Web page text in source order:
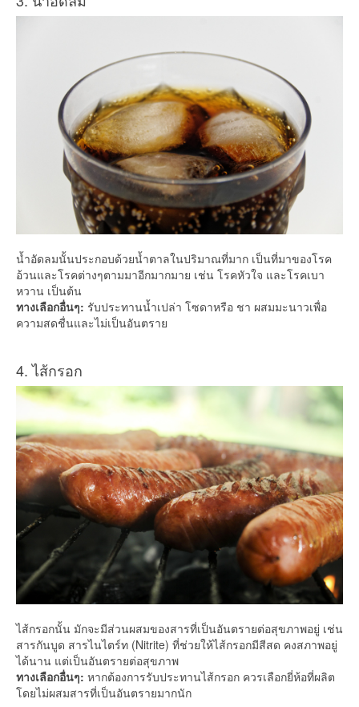
น้ำอัดลมนั้นประกอบด้วยน้ำตาลในปริมาณที่มาก เป็นที่มาของโรค
อ้วนและโรคต่างๆตามมาอีกมากมาย เช่น โรคหัวใจ และโรคเบา
หวาน เป็นต้น
ทางเลือกอื่นๆ: รับประทานน้ำเปล่า โซดาหรือ ชา ผสมมะนาวเพื่อ
ความสดชื่นและไม่เป็นอันตราย
4. ไส้กรอก
ไส้กรอกนั้น มักจะมีส่วนผสมของสารที่เป็นอันตรายต่อสุขภาพอยู่ เช่น
สารกันบูด สารไนไตร์ท (Nitrite) ที่ช่วยให้ไส้กรอกมีสีสด คงสภาพอยู่
ได้นาน แต่เป็นอันตรายต่อสุขภาพ
ทางเลือกอื่นๆ: หากต้องการรับประทานไส้กรอก ควรเลือกยี่ห้อที่ผลิต
โดยไม่ผสมสารที่เป็นอันตรายมากนัก